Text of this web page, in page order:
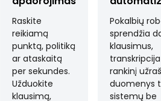
Raskite
reikiamą
punktą, politiką
ar ataskaitą
per sekundes.
Užduokite
klausimą,
Pokalbių
sprendžia
klausimus,
rankinį
duomenys
sistemų be